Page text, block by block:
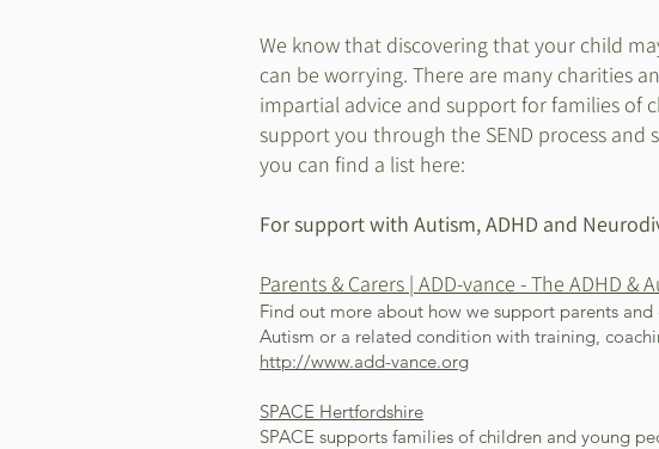
We know that discovering that your child
can be worrying. There are many charities
impartial advice and support for families of
support you through the SEND process
you can find a list here:
For support with Autism, ADHD and N
Parents & Carers | ADD-vance - The ADHD &
Find out more about how we support parents
Autism or a related condition with training,
http://www.add-vance.org
SPACE Hertfordshire
SPACE supports families of children and young